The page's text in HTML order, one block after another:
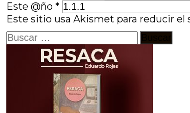
Este @ño *
Este sitio usa Akismet para reducir el
Buscar: